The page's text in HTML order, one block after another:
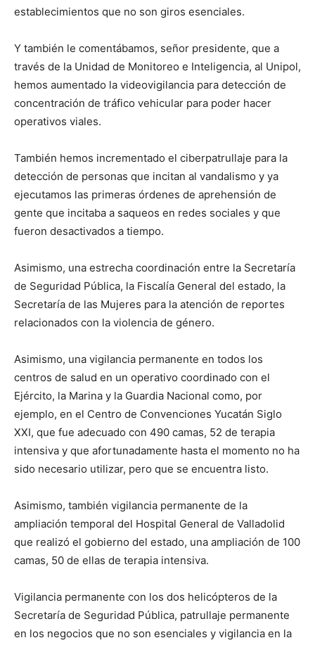
establecimientos que no son giros esenciales.
Y también le comentábamos, señor presidente, que a
través de la Unidad de Monitoreo e Inteligencia, al Unipol,
hemos aumentado la videovigilancia para detección de
concentración de tráfico vehicular para poder hacer
operativos viales.
También hemos incrementado el ciberpatrullaje para la
detección de personas que incitan al vandalismo y ya
ejecutamos las primeras órdenes de aprehensión de
gente que incitaba a saqueos en redes sociales y que
fueron desactivados a tiempo.
Asimismo, una estrecha coordinación entre la Secretaría
de Seguridad Pública, la Fiscalía General del estado, la
Secretaría de las Mujeres para la atención de reportes
relacionados con la violencia de género.
Asimismo, una vigilancia permanente en todos los
centros de salud en un operativo coordinado con el
Ejército, la Marina y la Guardia Nacional como, por
ejemplo, en el Centro de Convenciones Yucatán Siglo
XXI, que fue adecuado con 490 camas, 52 de terapia
intensiva y que afortunadamente hasta el momento no ha
sido necesario utilizar, pero que se encuentra listo.
Asimismo, también vigilancia permanente de la
ampliación temporal del Hospital General de Valladolid
que realizó el gobierno del estado, una ampliación de 100
camas, 50 de ellas de terapia intensiva.
Vigilancia permanente con los dos helicópteros de la
Secretaría de Seguridad Pública, patrullaje permanente
en los negocios que no son esenciales y vigilancia en la